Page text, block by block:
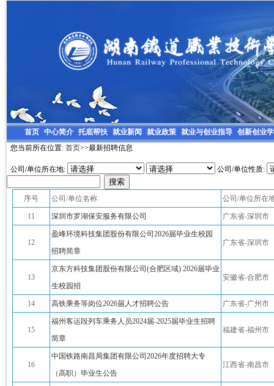
首页 中心简介 托底帮扶 就业新闻 就业政策 就业与创业指导 创新创业
您当前所在位置: 首页>>最新招聘信息
公司/单位所在地: 公司/单位性质:
序号 公司/单位名称 公司/单位所在
11 深圳市罗湖保安服务有限公司 广东省-深圳市
12
盈峰环境科技集团股份有限公司2026届毕业生校园
招聘简章
广东省-深圳市
13
京东方科技集团股份有限公司(合肥区域) 2026届毕业
生校园招
安徽省-合肥市
14 高铁乘务等岗位2026届人才招聘公告 广东省-广州市
15
福州客运段列车乘务人员2024届-2025届毕业生招聘
简章
福建省-福州市
16
中国铁路南昌局集团有限公司2026年度招聘大专
（高职）毕业生公告
江西省-南昌市